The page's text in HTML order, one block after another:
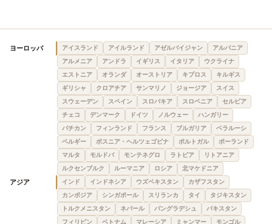
ヨーロッパ アイスランド アイルランド アゼルバイジャン
アルバニア
アルメニア
アンドラ イギリス イタリア
ウクライナ
エストニア
オランダ オーストリア キプロス
キルギス
ギリシャ
クロアチア サンマリノ ジョージア
スイス
スウェーデン
スペイン スロバキア スロベニア
セルビア
チェコ
デンマーク ドイツ ノルウェー
ハンガリー
バチカン
フィンランド フランス ブルガリア
ベラルーシ
ベルギー
ボスニア・ヘルツェゴビナ ポルトガル
ポーランド
マルタ
モルドバ モンテネグロ ラトビア
リトアニア
ルクセンブルク
ルーマニア ロシア 北マケドニア
アジア インド インドネシア ウズベキスタン
カザフスタン
カンボジア
シンガポール スリランカ タイ
タジキスタン
トルクメニスタン
ネパール バングラデシュ
パキスタン
フィリピン
ベトナム マレーシア ミャンマー
モンゴル